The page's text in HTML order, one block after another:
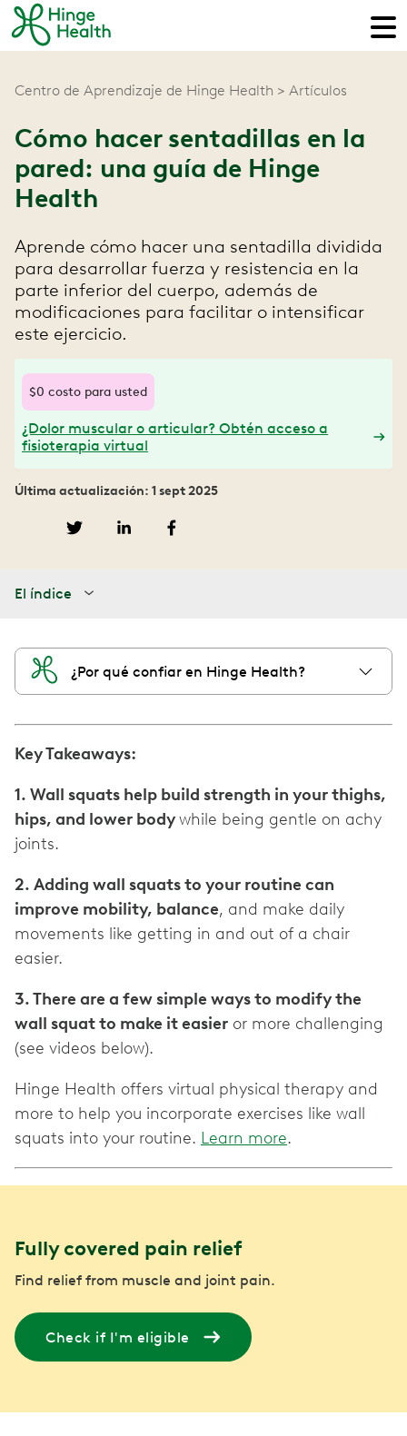
Centro de Aprendizaje de Hinge Health Artículos
Cómo hacer sentadillas en la
pared: una guía de Hinge
Health
Aprende cómo hacer una sentadilla dividida
para desarrollar fuerza y resistencia en la
parte inferior del cuerpo, además de
modificaciones para facilitar o intensificar
este ejercicio.
$0 costo para usted
¿Dolor muscular o articular? Obtén acceso a
fisioterapia virtual
Última actualización: 1 sept 2025
El índice
¿Por qué confiar en Hinge Health?
Key Takeaways:
1. Wall squats help build strength in your thighs,
hips, and lower bodywhile being gentle on achy
joints.
2. Adding wall squats to your routine can
improve mobility, balance, and make daily
movements like getting in and out of a chair
easier.
3. There are a few simple ways to modify the
wall squat to make it easier or more challenging
(see videos below).
Hinge Health offers virtual physical therapy and
more to help you incorporate exercises like wall
squats into your routine. Learn more.
Fully covered pain relief
Find relief from muscle and joint pain.
Check if I'm eligible